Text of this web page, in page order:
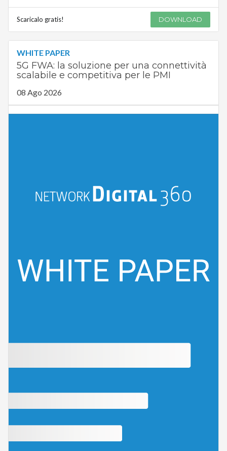
Scaricalo gratis! DOWNLOAD
WHITE PAPER
5G FWA: la soluzione per una connettività
scalabile e competitiva per le PMI
08 Ago 2026